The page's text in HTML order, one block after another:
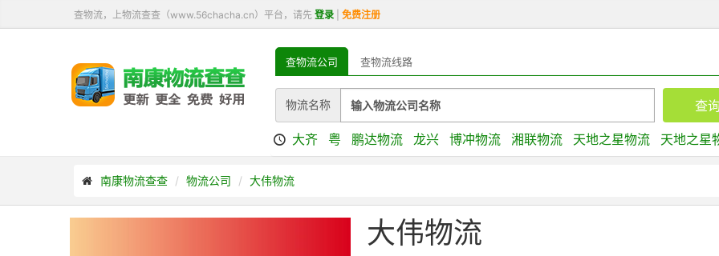
查物流，上物流查查（www.56chacha.cn）平台，请先 登录 免费注册
查物流公司 查物流线路
物流名称
大齐 粤 鹏达物流 龙兴 博冲物流 湘联物流 天地之星物流 天地之星
南康物流查查 物流公司 大伟物流
大伟物流